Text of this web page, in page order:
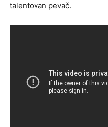
talentovan pevač.